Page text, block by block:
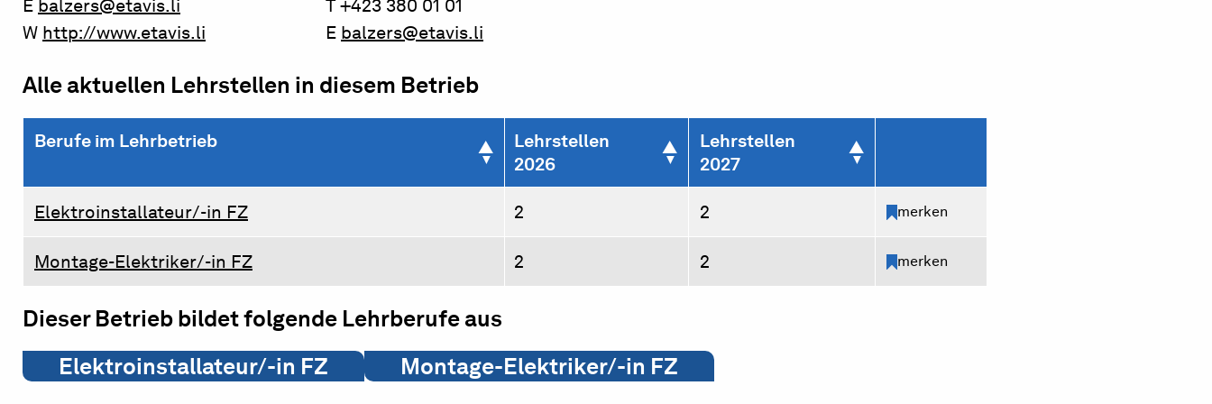
E balzers@etavis.li
W http://www.etavis.li
T +423 380 01 01
E balzers@etavis.li
Alle aktuellen Lehrstellen in diesem Betrieb
Berufe im Lehrbetrieb
Lehrstellen
2026
Lehrstellen
2027
Elektroinstallateur/-in FZ 2 2 merken
Montage-Elektriker/-in FZ 2 2 merken
Dieser Betrieb bildet folgende Lehrberufe aus
Elektroinstallateur/-in FZ
Montage-Elektriker/-in FZ